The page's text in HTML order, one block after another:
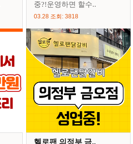
중?!운영하면 할수..
03.28 조회: 3818
헬로팬 의정부 금..